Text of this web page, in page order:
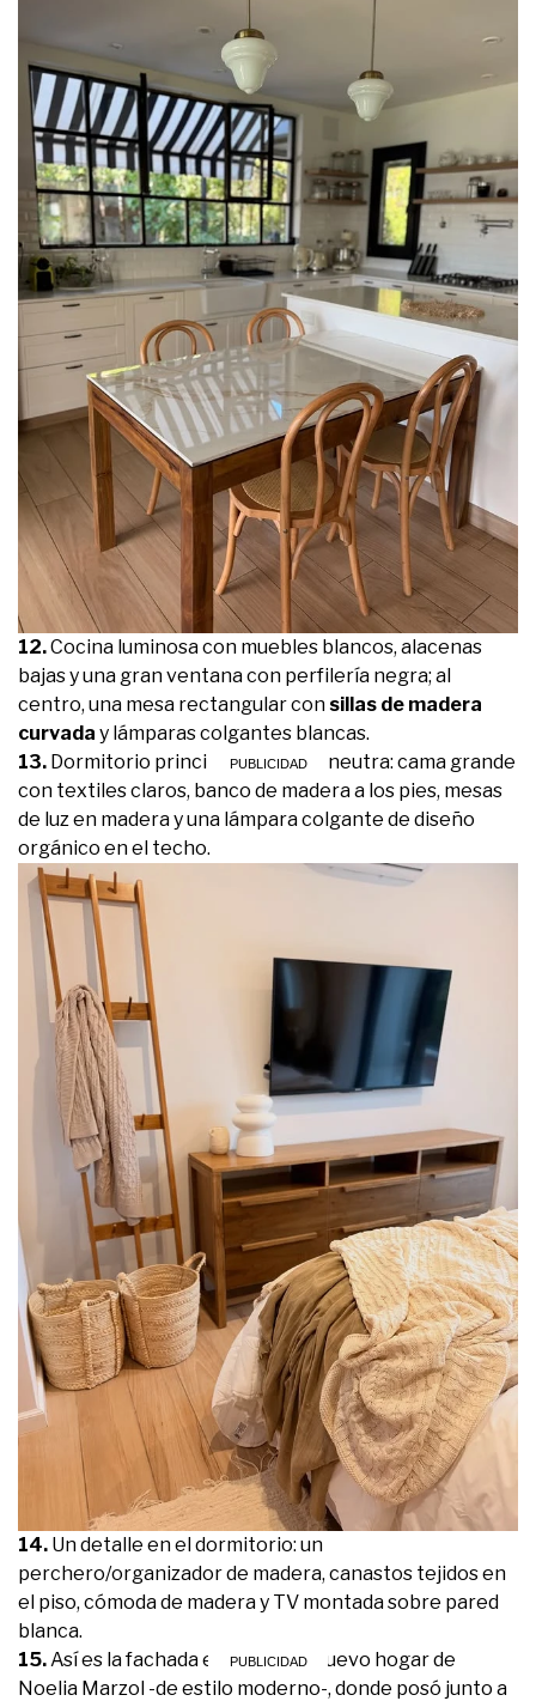
12.Cocina luminosa con muebles blancos, alacenas
bajas y una gran ventana con perfilería negra; al
centro, una mesa rectangular con sillas de madera
curvada y lámparas colgantes blancas.
13. Dormitorio principal en paleta neutra: cama grande
con textiles claros, banco de madera a los pies, mesas
de luz en madera y una lámpara colgante de diseño
orgánico en el techo.
14. Un detalle en el dormitorio: un
perchero/organizador de madera, canastos tejidos en
el piso, cómoda de madera y TV montada sobre pared
blanca.
15. Así es la fachada exterior del nuevo hogar de
Noelia Marzol -de estilo moderno-, donde posó junto a